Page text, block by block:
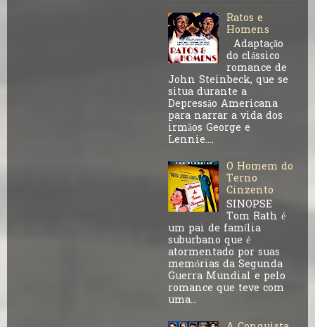
Ratos e
Homens
Adaptação
do clássico
romance de
John Steinbeck, que se
situa durante a
Depressão Americana
para narrar a vida dos
irmãos George e
Lennie....
O Homem do
Terno
Cinzento
SINOPSE
Tom Rath é
um pai de família
suburbano que é
atormentado por suas
memórias da Segunda
Guerra Mundial e pelo
romance que teve com
uma...